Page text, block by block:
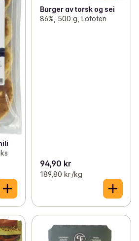
Burger av torsk og sei
86%, 500 g, Lofoten
94,90 kr
189,80 kr /kg